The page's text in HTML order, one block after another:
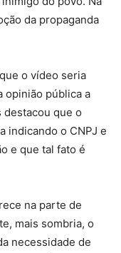
da propaganda
o vídeo seria
opinião pública a
destacou que o
indicando o CNPJ e
e que tal fato é
na parte de
mais sombria, o
necessidade de